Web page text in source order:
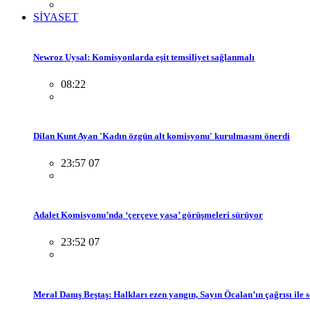
SİYASET
Newroz Uysal: Komisyonlarda eşit temsiliyet sağlanmalı
08:22
Dilan Kunt Ayan 'Kadın özgün alt komisyonu' kurulmasını önerdi
23:57 07
Adalet Komisyonu’nda ‘çerçeve yasa’ görüşmeleri sürüyor
23:52 07
Meral Danış Beştaş: Halkları ezen yangın, Sayın Öcalan’ın çağrısı ile